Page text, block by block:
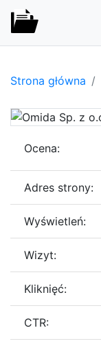
Strona główna
Ocena:
Adres strony:
Wyświetleń:
Wizyt:
Kliknięć:
CTR: